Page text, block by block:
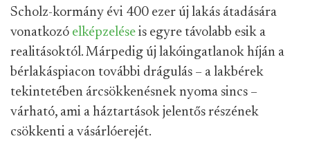
Scholz-kormány évi 400 ezer új lakás átadására
vonatkozó elképzelése is egyre távolabb esik a
realitásoktól. Márpedig új lakóingatlanok híján a
bérlakáspiacon további drágulás – a lakbérek
tekintetében árcsökkenésnek nyoma sincs –
várható, ami a háztartások jelentős részének
csökkenti a vásárlóerejét.